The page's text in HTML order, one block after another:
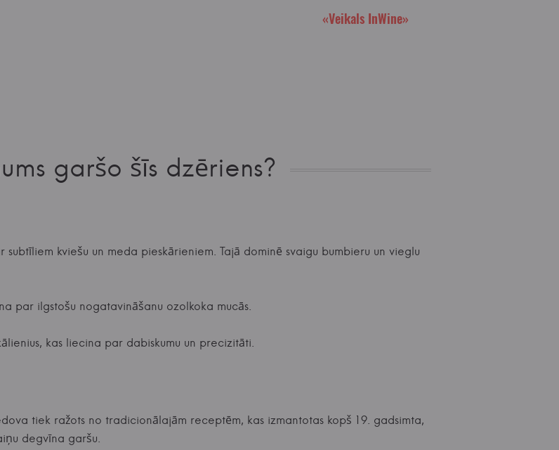
«Veikals InWine»
garšo šīs dzēriens?
kviešu un meda pieskārieniem. Tajā dominē svaigu bumbieru un vieglu
par ilgstošu nogatavināšanu ozolkoka mucās.
kas liecina par dabiskumu un precizitāti.
tiek ražots no tradicionālajām receptēm, kas izmantotas kopš 19. gadsimta,
degvīna garšu.